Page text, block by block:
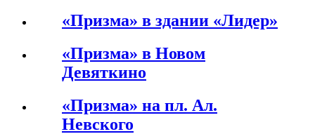
«Призма» в здании «Лидер»
«Призма» в Новом
Девяткино
«Призма» на пл. Ал.
Невского